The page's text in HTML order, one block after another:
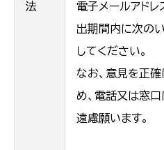
法
電子メールアドレ
出期間内に次の
してください。
なお、意見を正
め、電話又は窓
遠慮願います。